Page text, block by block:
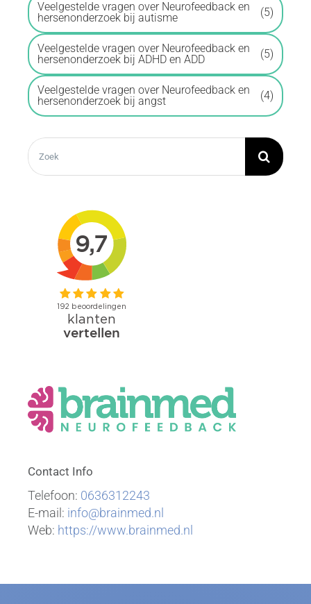
Veelgestelde vragen over Neurofeedback en
hersenonderzoek bij autisme
(5)
Veelgestelde vragen over Neurofeedback en
hersenonderzoek bij ADHD en ADD
(5)
Veelgestelde vragen over Neurofeedback en
hersenonderzoek bij angst
(4)
Zoeken
naar:
Contact Info
Telefoon: 0636312243
E-mail: info@brainmed.nl
Web: https://www.brainmed.nl